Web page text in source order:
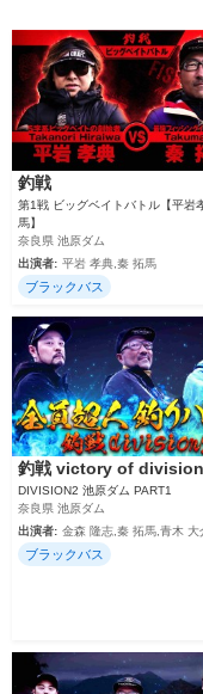
釣戦
第1戦 ビッグベイトバトル【平岩
馬】
奈良県 池原ダム
出演者: 平岩 孝典,秦 拓馬
ブラックバス
釣戦 victory of
DIVISION2 池原ダム PART1
奈良県 池原ダム
出演者: 金森 隆志,秦 拓馬,青木 大
ブラックバス